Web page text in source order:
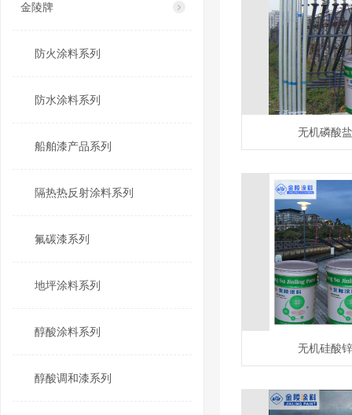
金陵牌
防火涂料系列
防水涂料系列
船舶漆产品系列
隔热热反射涂料系列
氟碳漆系列
地坪涂料系列
醇酸涂料系列
醇酸调和漆系列
无机磷酸
无机硅酸